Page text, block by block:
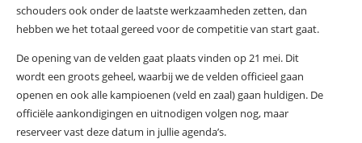
schouders ook onder de laatste werkzaamheden zetten, dan
hebben we het totaal gereed voor de competitie van start gaat.
De opening van de velden gaat plaats vinden op 21 mei. Dit
wordt een groots geheel, waarbij we de velden officieel gaan
openen en ook alle kampioenen (veld en zaal) gaan huldigen. De
officiële aankondigingen en uitnodigen volgen nog, maar
reserveer vast deze datum in jullie agenda’s.